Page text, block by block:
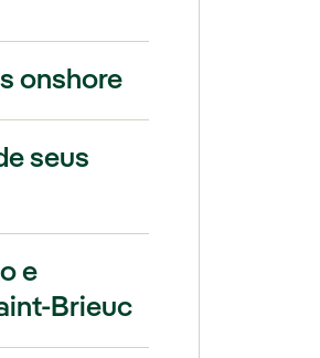
onshore
seus
e
Brieuc